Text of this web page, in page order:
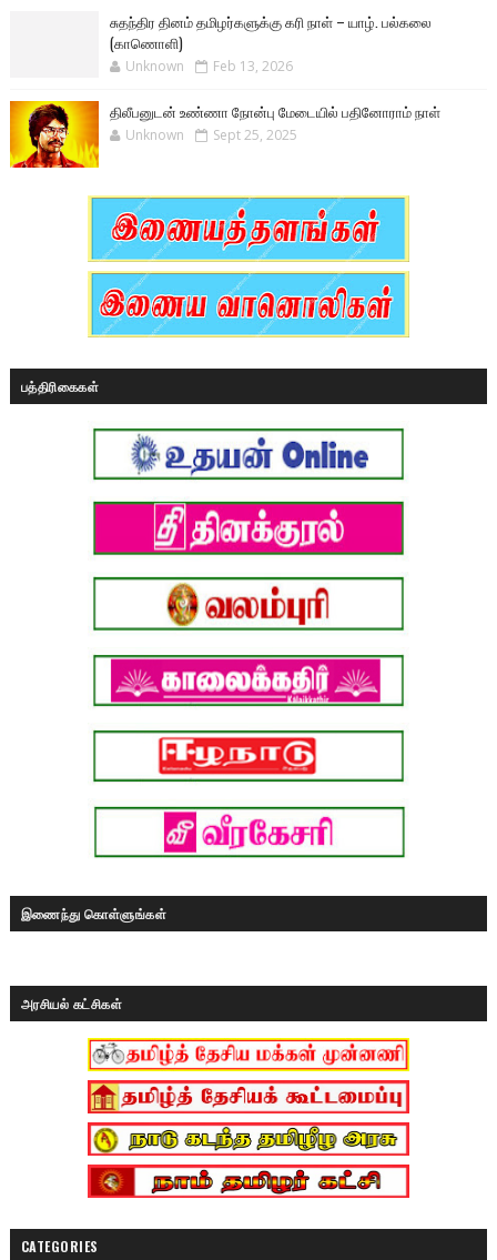
சுதந்திர தினம் தமிழர்களுக்கு கரி நாள் – யாழ். பல்கலை
(காணொளி)
Unknown Feb 13, 2026
திலீபனுடன் உண்ணா நோன்பு மேடையில் பதினோராம் நாள்
Unknown Sept 25, 2025
பத்திரிகைகள்
இணைந்து கொள்ளுங்கள்
அரசியல் கட்சிகள்
CATEGORIES